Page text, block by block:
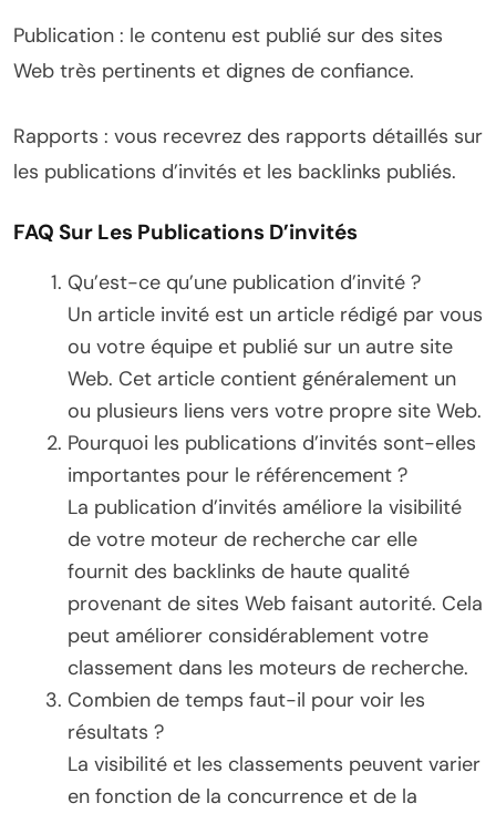
Publication : le contenu est publié sur des sites
Web très pertinents et dignes de confiance.
Rapports : vous recevrez des rapports détaillés sur
les publications d’invités et les backlinks publiés.
FAQ Sur Les Publications D’invités
Qu’est-ce qu’une publication d’invité ?
Un article invité est un article rédigé par vous
ou votre équipe et publié sur un autre site
Web. Cet article contient généralement un
ou plusieurs liens vers votre propre site Web.
Pourquoi les publications d’invités sont-elles
importantes pour le référencement ?
La publication d’invités améliore la visibilité
de votre moteur de recherche car elle
fournit des backlinks de haute qualité
provenant de sites Web faisant autorité. Cela
peut améliorer considérablement votre
classement dans les moteurs de recherche.
Combien de temps faut-il pour voir les
résultats ?
La visibilité et les classements peuvent varier
en fonction de la concurrence et de la